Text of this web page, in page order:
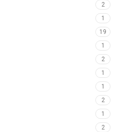
2
1
19
1
2
1
1
2
1
2